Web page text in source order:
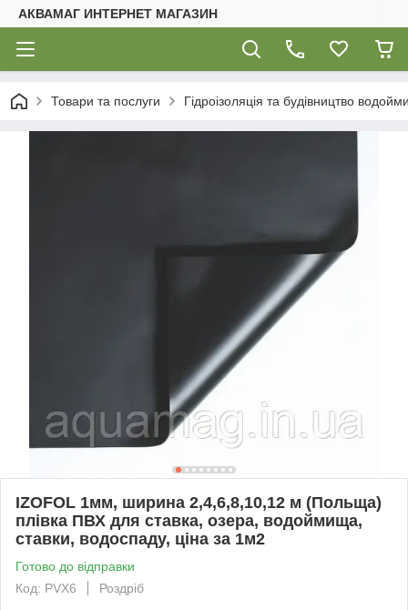
АКВАМАГ ИНТЕРНЕТ МАГАЗИН
Товари та послуги Гідроізоляція та будівництво
IZOFOL 1мм, ширина 2,4,6,8,10,12 м (Польща)
плівка ПВХ для ставка, озера, водоймища,
ставки, водоспаду, ціна за 1м2
Готово до відправки
Код: PVX6
Роздріб